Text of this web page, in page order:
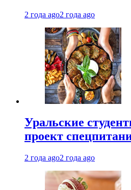
2 года ago2 года ago
Уральские
проект
2 года ago2 года ago